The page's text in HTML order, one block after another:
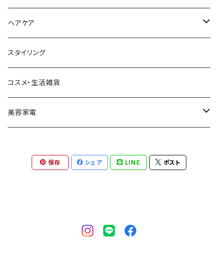
ヘアケア
シャンプー
トリートメント
アウトバストリートメント
スタイリング
コスメ・生活雑貨
美容家電
アイロン・その他
保存 シェア LINE ポスト